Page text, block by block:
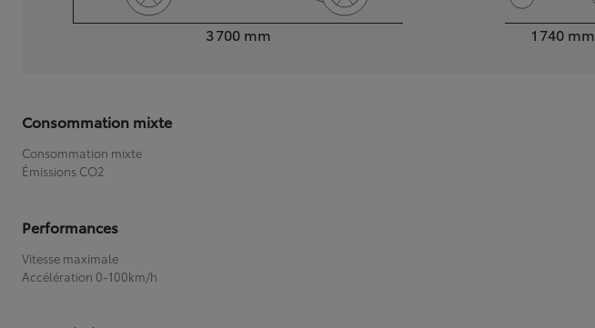
3 700 mm 1 740 mm
Consommation mixte
Consommation mixte
Émissions CO2
Performances
Vitesse maximale
Accélération 0-100km/h